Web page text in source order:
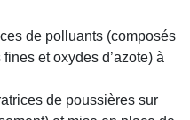
de polluants (composés
et oxydes d’azote) à
de poussières sur